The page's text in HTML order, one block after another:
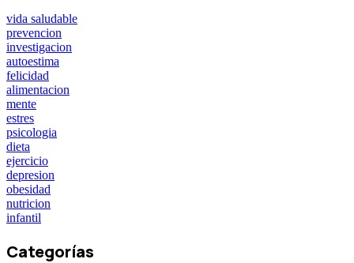
vida saludable
prevencion
investigacion
autoestima
felicidad
alimentacion
mente
estres
psicologia
dieta
ejercicio
depresion
obesidad
nutricion
infantil
Categorías